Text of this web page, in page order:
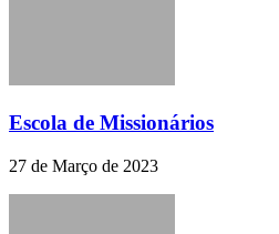
Escola de Missionários
27 de Março de 2023